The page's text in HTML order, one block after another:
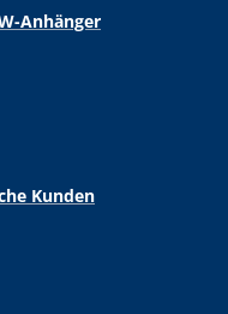
Anhänger
Kunden